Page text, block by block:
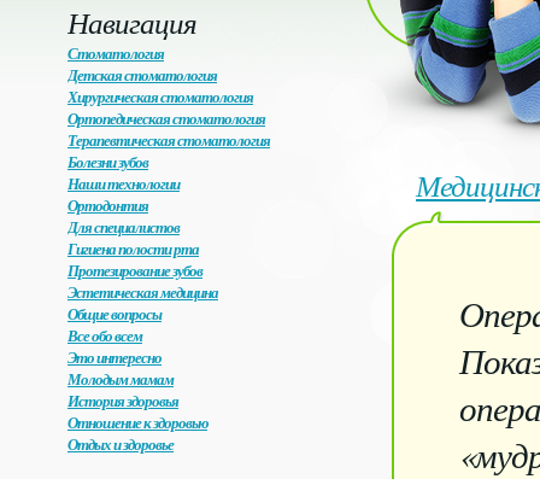
Навигация
Стоматология
Детская стоматология
Хирургическая стоматология
Ортопедическая стоматология
Терапевтическая стоматология
Болезни зубов
Наши технологии
Ортодонтия
Для специалистов
Гигиена полости рта
Протезирование зубов
Эстетическая медицина
Общие вопросы
Все обо всем
Это интересно
Молодым мамам
История здоровья
Отношение к здоровью
Отдых и здоровье